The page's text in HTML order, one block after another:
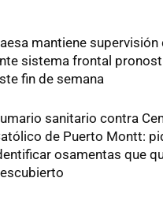
mantiene supervisión
sistema frontal
fin de semana
sanitario contra
de Puerto Montt:
osamentas que